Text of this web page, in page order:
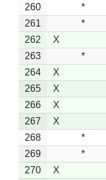
260
*
261
*
262
X
263
*
264
X
265
X
266
X
267
X
268
*
269
*
270
X